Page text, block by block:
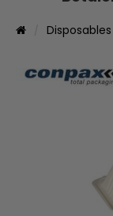
Disposables